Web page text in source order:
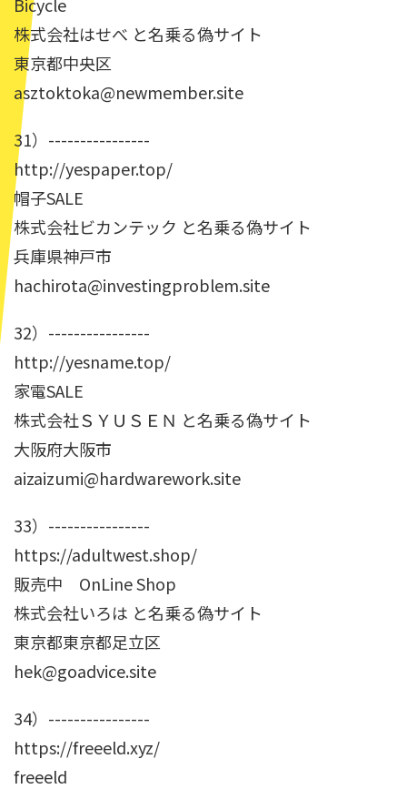
株式会社はせべ と名乗る偽サイト
東京都中央区
asztoktoka@newmember.site
31）----------------
http://yespaper.top/
帽子SALE
株式会社ビカンテック と名乗る偽サイト
兵庫県神戸市
hachirota@investingproblem.site
32）----------------
http://yesname.top/
家電SALE
株式会社ＳＹＵＳＥＮ と名乗る偽サイト
大阪府大阪市
aizaizumi@hardwarework.site
33）----------------
https://adultwest.shop/
販売中 OnLine Shop
株式会社いろは と名乗る偽サイト
東京都東京都足立区
hek@goadvice.site
34）----------------
https://freeeld.xyz/
freeeld